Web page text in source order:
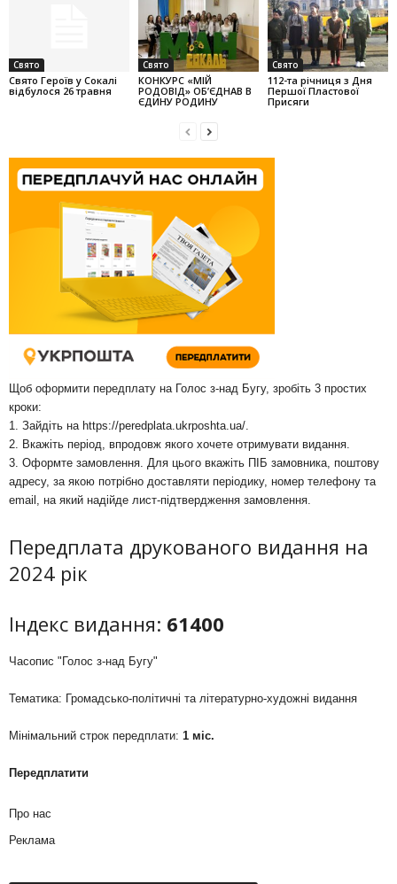
Свято
Свято Героїв у Сокалі
відбулося 26 травня
Свято
КОНКУРС «МІЙ
РОДОВІД» ОБ’ЄДНАВ В
ЄДИНУ РОДИНУ
Свято
112-та річниця з Дня
Першої Пластової
Присяги
Щоб оформити передплату на Голос з-над Бугу, зробіть 3 простих
кроки:
1. Зайдіть на https://peredplata.ukrposhta.ua/
2. Вкажіть період, впродовж якого хочете отримувати видання.
3. Оформте замовлення. Для цього вкажіть ПІБ замовника, поштову
адресу, за якою потрібно доставляти періодику, номер телефону та
email, на який надійде лист-підтвердження замовлення.
Передплата друкованого видання на
2024 рік
Індекс видання: 61400
Часопис "Голос з-над Бугу"
Тематика: Громадсько-політичні та літературно-художні видання
Мінімальний строк передплати: 1 міс.
Передплатити
Про нас
Реклама